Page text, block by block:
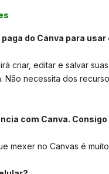
do Canva para usar
criar, editar e salvar
Não necessita dos
com Canva.
mexer no Canvas é